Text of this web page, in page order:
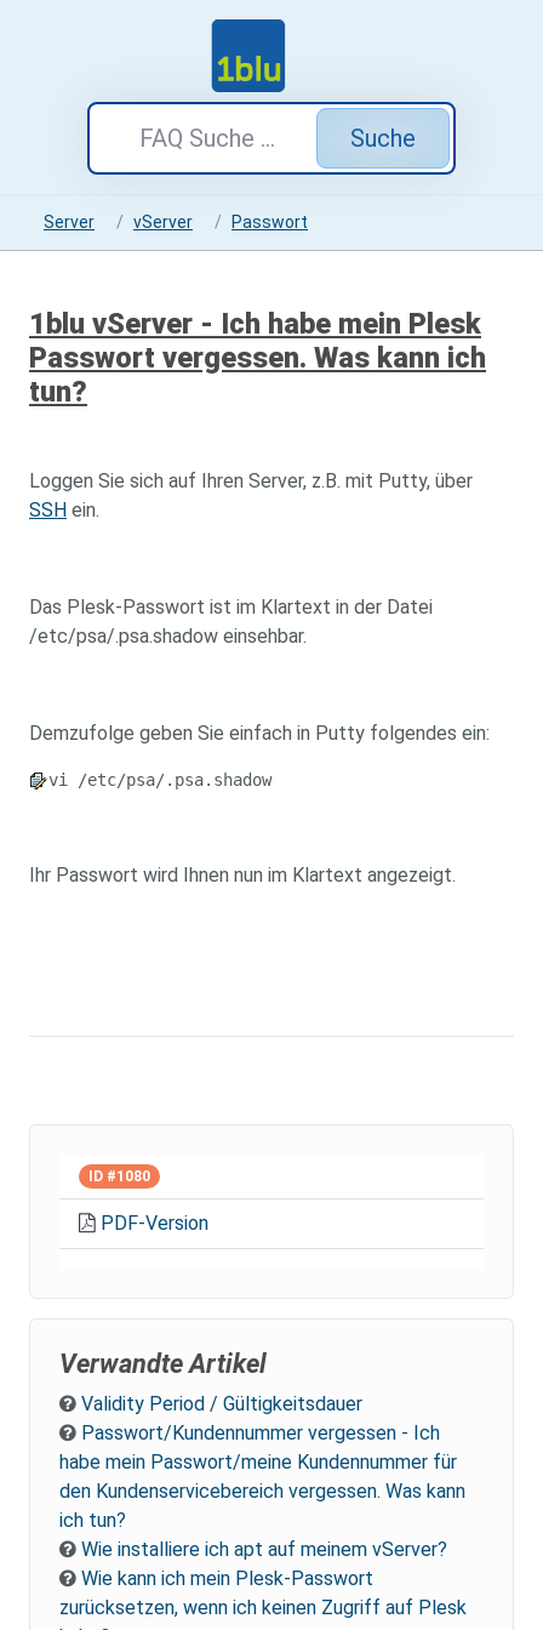
Suche
Server vServer Passwort
1blu vServer - Ich habe mein Plesk
Passwort vergessen. Was kann ich
tun?
Loggen Sie sich auf Ihren Server, z.B. mit Putty, über
SSH ein.
Das Plesk-Passwort ist im Klartext in der Datei
/etc/psa/.psa.shadow einsehbar.
Demzufolge geben Sie einfach in Putty folgendes ein:
vi /etc/psa/.psa.shadow
Ihr Passwort wird Ihnen nun im Klartext angezeigt.
ID #1080
PDF-Version
Verwandte Artikel
Validity Period / Gültigkeitsdauer
Passwort/Kundennummer vergessen - Ich
habe mein Passwort/meine Kundennummer für
den Kundenservicebereich vergessen. Was kann
ich tun?
Wie installiere ich apt auf meinem vServer?
Wie kann ich mein Plesk-Passwort
zurücksetzen, wenn ich keinen Zugriff auf Plesk